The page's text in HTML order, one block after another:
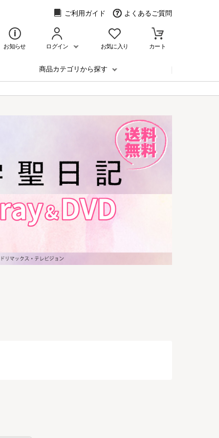
ご利用ガイド よくあるご質問
お知らせ ログイン お気に入り カート
商品カテゴリから探す